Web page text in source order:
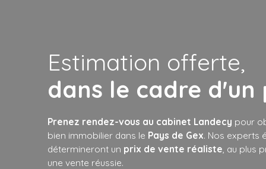
Estimation offerte,
dans le cadre d'un
Prenez rendez-vous au cabinet Landecy pour
bien immobilier dans le Pays de Gex. Nos experts
détermineront un prix de vente réaliste, au plus
une vente réussie.